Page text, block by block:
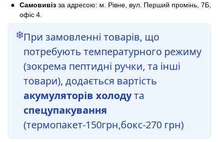
Самовивіз за адресою: м. Рівне, вул. Перший промінь, 7Б,
офіс 4.
❄️При замовленні товарів, що
потребують температурного режиму
(зокрема пептидні ручки, та інші
товари), додається вартість
акумуляторів холодута
спецупакування
(термопакет-150грн,бокс-270 грн)